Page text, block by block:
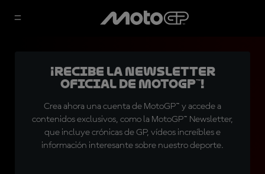
¡Recibe la Newsletter
oficial de MotoGP™!
Crea ahora una cuenta de MotoGP™ y accede a
contenidos exclusivos, como la MotoGP™ Newsletter,
que incluye crónicas de GP, vídeos increíbles e
información interesante sobre nuestro deporte.